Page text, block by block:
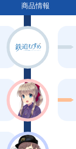
商品情報